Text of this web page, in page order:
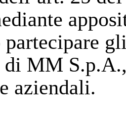
partecipare
MM
aziendali.